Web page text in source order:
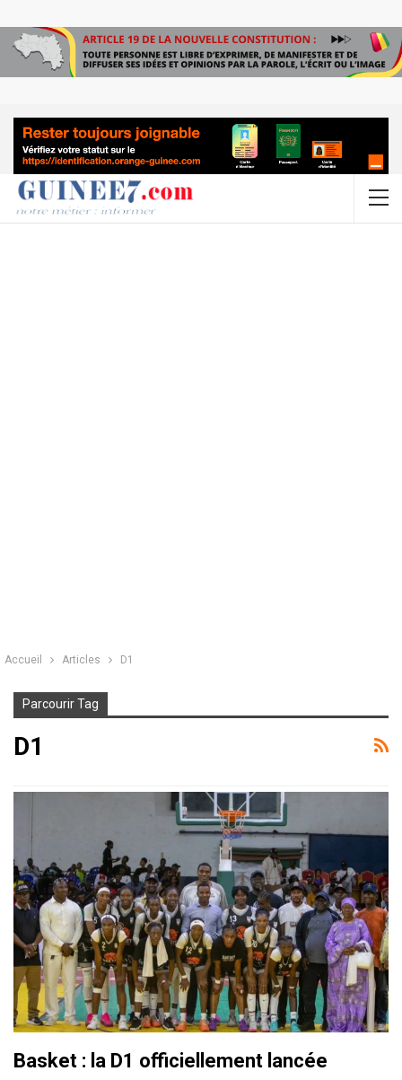
Accueil Articles D1
Parcourir Tag
D1
Basket : la D1 officiellement lancée